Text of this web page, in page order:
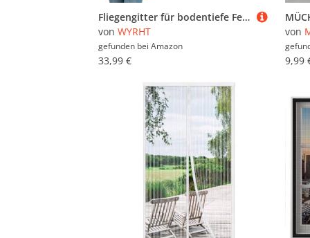
Fliegengitter für bodentiefe Fenster 140x220cm Insektenschutz Fliegenvorhang Magnetische Moskitonetz Vorhang Insektenschutz Fliegengitter Fenster Magnet Automatisches Schließen Schwarz
von WYRHT
gefunden bei Amazon
33,99 €
von
9,99